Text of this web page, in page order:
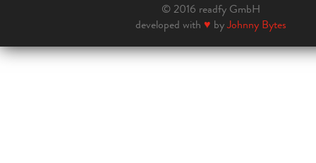
© 2016 readfy GmbH
developed with ♥ byJohnny Bytes